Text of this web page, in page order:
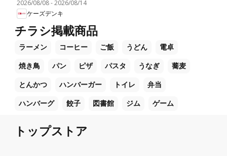
2026/08/08-2026/08/14
ケーズデンキ
チラシ掲載商品
ラーメン コーヒー ご飯 うどん 電卓
焼き鳥 パン ピザ パスタ うなぎ 蕎麦
とんかつ ハンバーガー トイレ 弁当
ハンバーグ 餃子 図書館 ジム ゲーム
トップストア